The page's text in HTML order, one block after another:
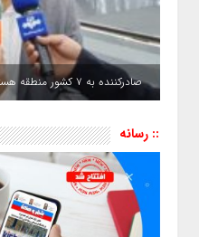
صادرکننده به ۷ کشور منطقه هستیم
:: رسانه